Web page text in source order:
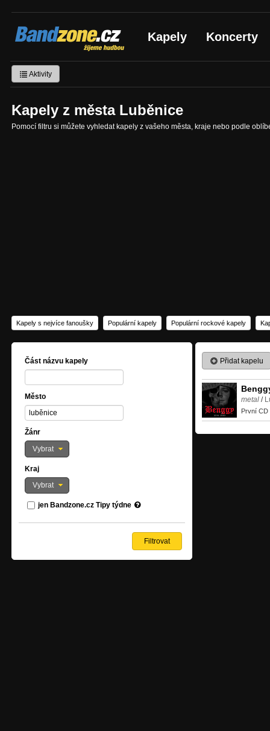
Bandzone.cz
žijeme hudbou Kapely Koncerty
Aktivity
Kapely z města Luběnice
Pomocí filtru si můžete vyhledat kapely z vašeho města, kraje nebo podle
Kapely s nejvíce fanoušky Populární kapely Populární rockové kapely
Část názvu kapely
Město
Žánr
Vybrat
Kraj
Vybrat
jen Bandzone.cz Tipy týdne
Přidat kapelu
metal /
První CD